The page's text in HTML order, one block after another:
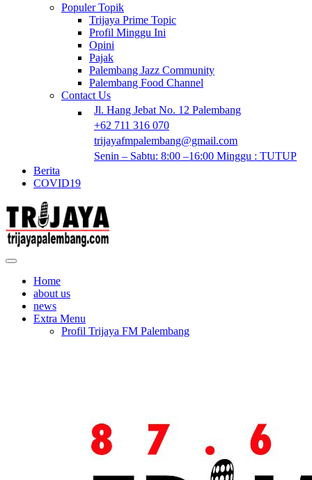
Populer Topik
Trijaya Prime Topic
Profil Minggu Ini
Opini
Pajak
Palembang Jazz Community
Palembang Food Channel
Contact Us
Jl. Hang Jebat No. 12 Palembang
+62 711 316 070
trijayafmpalembang@gmail.com
Senin – Sabtu: 8:00 –16:00 Minggu : TUTUP
Berita
COVID19
Home
about us
news
Extra Menu
Profil Trijaya FM Palembang